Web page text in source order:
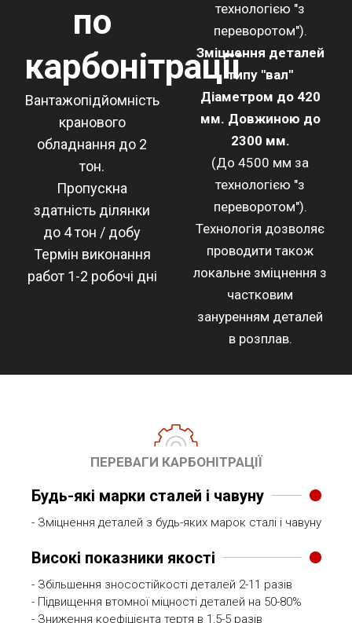
по
карбонітрації
Вантажопідйомність
кранового
обладнання до 2
тон.
Пропускна
здатність ділянки
до 4 тон / добу
Термін виконання
работ 1-2 робочі дні
технологією "з
переворотом").
Зміцнення деталей
типу "вал"
Діаметром до 420
мм. Довжиною до
2300 мм.
(До 4500 мм за
технологією "з
переворотом").
Технологія дозволяє
проводити також
локальне зміцнення з
частковим
зануренням деталей
в розплав.
ПЕРЕВАГИ КАРБОНІТРАЦІЇ
Будь-які марки сталей і чавуну
- Зміцнення деталей з будь-яких марок сталі і чавуну
Високі показники якості
- Збільшення зносостійкості деталей 2-11 разів
- Підвищення втомної міцності деталей на 50-80%
- Зниження коефіцієнта тертя в 1,5-5 разів